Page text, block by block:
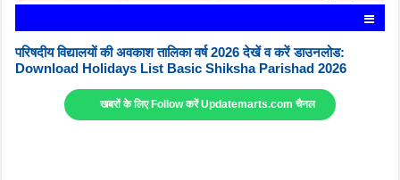
परिषदीय विद्यालयों की अवकाश तालिका वर्ष 2026 देखें व करें डाउनलोड:
Download Holidays List Basic Shiksha Parishad 2026
खबरों के लिए Follow करें Updatemarts.com चैनल